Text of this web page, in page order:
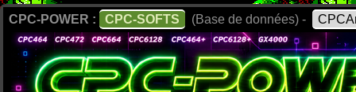
CPC-POWER : CPC-SOFTS (Base de données) -